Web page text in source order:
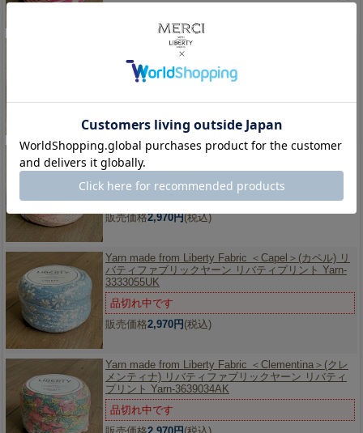
Yarn made from Liberty Fabric ＜Betsy Ann＞(ベッツ
ィ・アン) リバティファブリックヤーン リバティプ
リント Yarn-3638020WK
Yarn made from Liberty Fabric ＜Capel＞(カペル) リ
バティファブリックヤーン リバティプリント Yarn-
販売価格2,970円(税込)
Yarn made from Liberty Fabric ＜Capel＞(カペル) リ
バティファブリックヤーン リバティプリント Yarn-
3333055UK
品切れ中です
販売価格2,970円 (税込)
Yarn made from Liberty Fabric ＜Clementina＞(クレ
メンティナ) リバティファブリックヤーン リバティ
プリント Yarn-3639034AK
品切れ中です